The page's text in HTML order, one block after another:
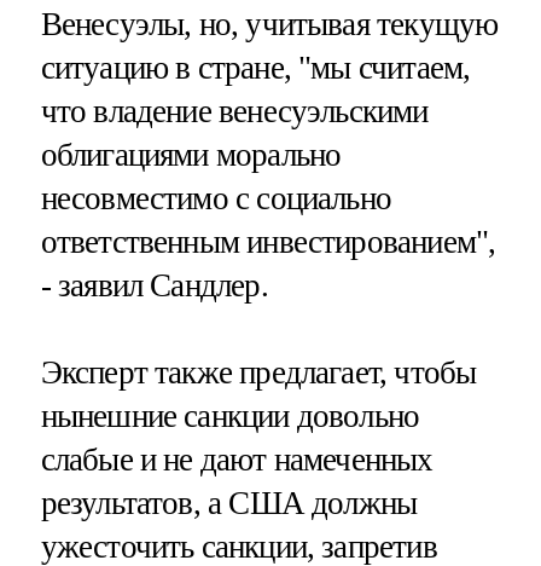
Венесуэлы, но, учитывая текущую
ситуацию в стране, "мы считаем,
что владение венесуэльскими
облигациями морально
несовместимо с социально
ответственным инвестированием",
- заявил Сандлер.
Эксперт также предлагает, чтобы
нынешние санкции довольно
слабые и не дают намеченных
результатов, а США должны
ужесточить санкции, запретив